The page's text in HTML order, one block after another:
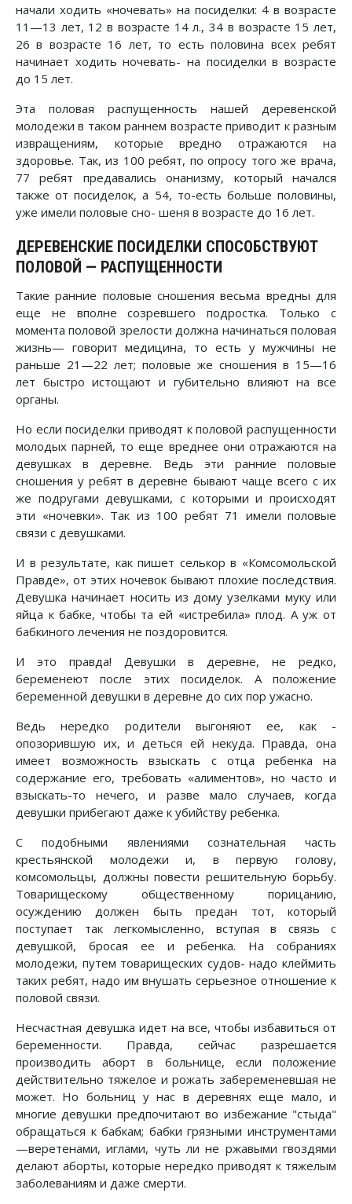
начали ходить «ночевать» на посиделки: 4 в возрасте
11—13 лет, 12 в возрасте 14 л., 34 в возрасте 15 лет,
26 в возрасте 16 лет, то есть половина всех ребят
начинает ходить ночевать- на посиделки в возрасте
до 15 лет.
Эта половая распущенность нашей деревенской
молодежи в таком раннем возрасте приводит к разным
извращениям, которые вредно отражаются на
здоровье. Так, из 100 ребят, по опросу того же врача,
77 ребят предавались онанизму, который начался
также от посиделок, а 54, то-есть больше половины,
уже имели половые сно- шеня в возрасте до 16 лет.
ДЕРЕВЕНСКИЕ ПОСИДЕЛКИ СПОСОБСТВУЮТ
ПОЛОВОЙ — РАСПУЩЕННОСТИ
Такие ранние половые сношения весьма вредны для
еще не вполне созревшего подростка. Только с
момента половой зрелости должна начинаться половая
жизнь— говорит медицина, то есть у мужчины не
раньше 21—22 лет; половые же сношения в 15—16
лет быстро истощают и губительно влияют на все
органы.
Но если посиделки приводят к половой распущенности
молодых парней, то еще вреднее они отражаются на
девушках в деревне. Ведь эти ранние половые
сношения у ребят в деревне бывают чаще всего с их
же подругами девушками, с которыми и происходят
эти «ночевки». Так из 100 ребят 71 имели половые
связи с девушками.
И в результате, как пишет селькор в «Комсомольской
Правде», от этих ночевок бывают плохие последствия.
Девушка начинает носить из дому узелками муку или
яйца к бабке, чтобы та ей «истребила» плод. А уж от
бабкиного лечения не поздоровится.
И это правда! Девушки в деревне, не редко,
беременеют после этих посиделок. А положение
беременной девушки в деревне до сих пор ужасно.
Ведь нередко родители выгоняют ее, как -
опозорившую их, и деться ей некуда. Правда, она
имеет возможность взыскать с отца ребенка на
содержание его, требовать «алиментов», но часто и
взыскать-то нечего, и разве мало случаев, когда
девушки прибегают даже к убийству ребенка.
С подобными явлениями сознательная часть
крестьянской молодежи и, в первую голову,
комсомольцы, должны повести решительную борьбу.
Товарищескому общественному порицанию,
осуждению должен быть предан тот, который
поступает так легкомысленно, вступая в связь с
девушкой, бросая ее и ребенка. На собраниях
молодежи, путем товарищеских судов- надо клеймить
таких ребят, надо им внушать серьезное отношение к
половой связи.
Несчастная девушка идет на все, чтобы избавиться от
беременности. Правда, сейчас разрешается
производить аборт в больнице, если положение
действительно тяжелое и рожать забеременевшая не
может. Но больниц у нас в деревнях еще мало, и
многие девушки предпочитают во избежание "стыда"
обращаться к бабкам; бабки грязными инструментами
—веретенами, иглами, чуть ли не ржавыми гвоздями
делают аборты, которые нередко приводят к тяжелым
заболеваниям и даже смерти.